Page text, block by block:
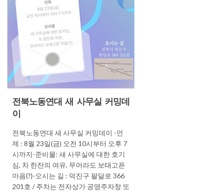
전북노동연대 새 사무실 커밍데
이
전북노동연대 새 사무실 커밍데이 -언
제 : 8월 23일(금) 오전 10시부터 오후 7
시까지-준비물: 새 사무실에 대한 호기
심, 차 한잔의 여유, 무어라도 보태고픈
마음(?)-오시는 길 : 덕진구 팔달로 366
201호 / 주차는 전자상가 공영주자창 또